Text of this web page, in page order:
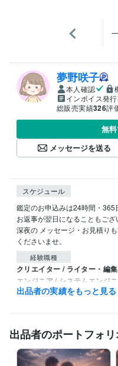
夢野咲子
本人確認
インボイス発
総販売実績326評
無
メッセージを送る
スケジュール
鑑定のお申込みは24時間・365
お返事が翌日になることもご
深夜の メッセージ・お見積り
くださいませ。
経験職種
クリエイター / ライター・編集
エンジニア / システムエンジ
PM・PO・ディレクター / プロ
ライフスタイル・その他 / 占
受賞歴
『復縁の教科書』サイトの占
読！当たる恋愛占い 相性診断
出品者の実績をもっと見る
出品者のポートフォリ